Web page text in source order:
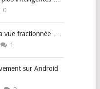
0
vue fractionnée …
1
sur Android